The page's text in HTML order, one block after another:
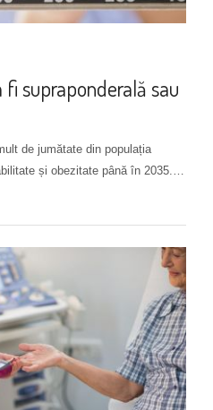
supraponderală sau
de jumătate din populația
și obezitate până în 2035.…